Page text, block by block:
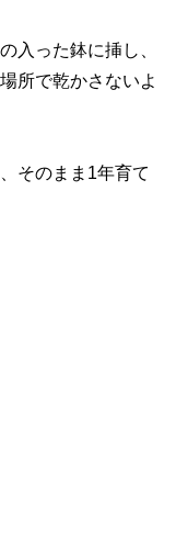
入った鉢に挿し、
所で乾かさないよ
そのまま1年育て